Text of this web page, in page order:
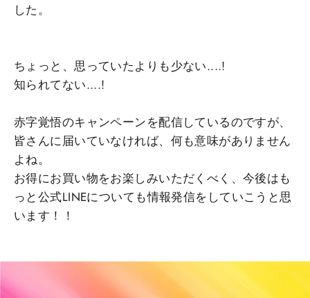
した。
ちょっと、思っていたよりも少ない....!
知られてない....!
赤字覚悟のキャンペーンを配信しているのですが、
皆さんに届いていなければ、何も意味がありません
よね。
お得にお買い物をお楽しみいただくべく、今後はも
っと公式LINEについても情報発信をしていこうと思
います！！